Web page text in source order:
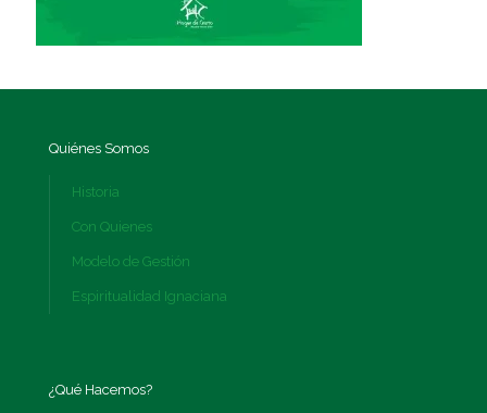
Quiénes Somos
Historia
Con Quienes
Modelo de Gestión
Espiritualidad Ignaciana
¿Qué Hacemos?